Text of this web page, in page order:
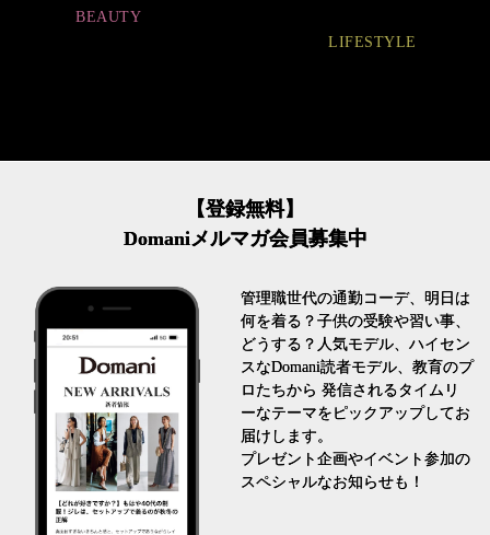
FASHION
【登録無料】
Domaniメルマガ会員募集中
管理職世代の通勤コーデ、明日は
何を着る？子供の受験や習い事、
どうする？人気モデル、ハイセン
スなDomani読者モデル、教育のプ
ロたちから 発信されるタイムリ
ーなテーマをピックアップしてお
届けします。
プレゼント企画やイベント参加の
スペシャルなお知らせも！